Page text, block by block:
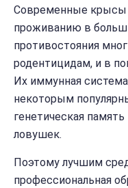
Современные крысы
проживанию в
противостояния
родентицидам, и в
Их иммунная
некоторым
генетическая
ловушек.
Поэтому лучшим
профессиональная